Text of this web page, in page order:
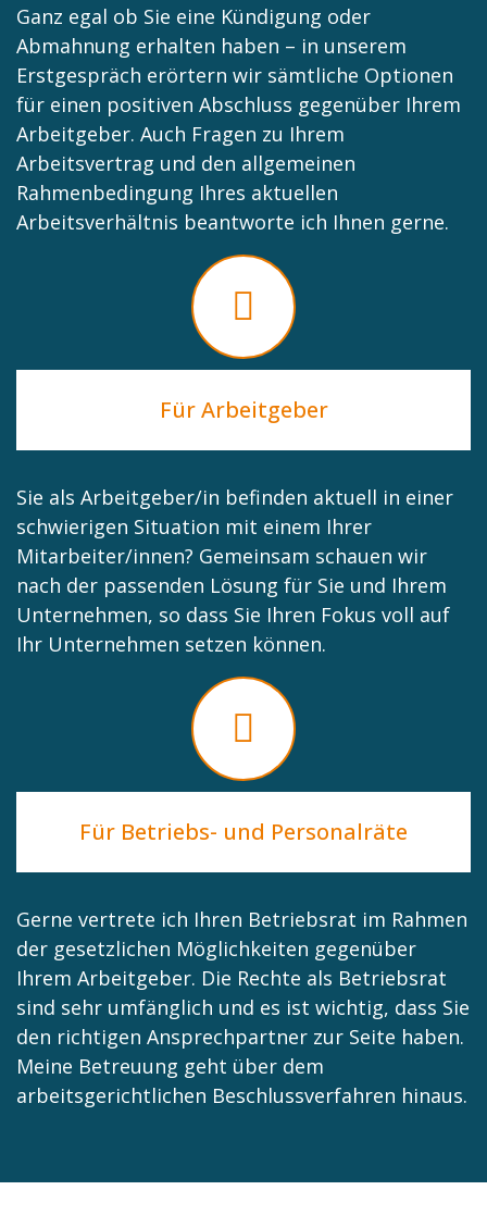
Ganz egal ob Sie eine Kündigung oder
Abmahnung erhalten haben – in unserem
Erstgespräch erörtern wir sämtliche Optionen
für einen positiven Abschluss gegenüber Ihrem
Arbeitgeber. Auch Fragen zu Ihrem
Arbeitsvertrag und den allgemeinen
Rahmenbedingung Ihres aktuellen
Arbeitsverhältnis beantworte ich Ihnen gerne.
Für Arbeitgeber
Sie als Arbeitgeber/in befinden aktuell in einer
schwierigen Situation mit einem Ihrer
Mitarbeiter/innen? Gemeinsam schauen wir
nach der passenden Lösung für Sie und Ihrem
Unternehmen, so dass Sie Ihren Fokus voll auf
Ihr Unternehmen setzen können.
Für Betriebs- und Personalräte
Gerne vertrete ich Ihren Betriebsrat im Rahmen
der gesetzlichen Möglichkeiten gegenüber
Ihrem Arbeitgeber. Die Rechte als Betriebsrat
sind sehr umfänglich und es ist wichtig, dass Sie
den richtigen Ansprechpartner zur Seite haben.
Meine Betreuung geht über dem
arbeitsgerichtlichen Beschlussverfahren hinaus.